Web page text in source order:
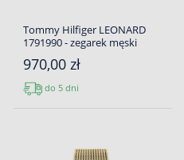
Tommy Hilfiger LEONARD
1791990 - zegarek męski
970,00 zł
do 5 dni